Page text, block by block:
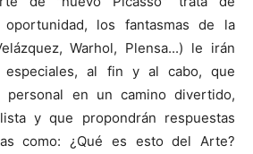
los fantasmas de la
Warhol, Plensa...) le irán
especiales, al fin y al cabo, que
en un camino divertido,
y que propondrán respuestas
como: ¿Qué es esto del Arte?